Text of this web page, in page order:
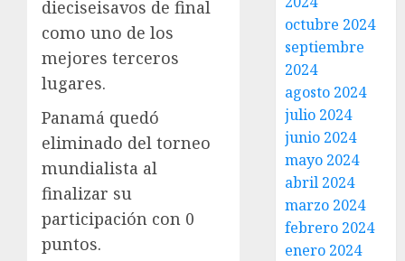
dieciseisavos de final
como uno de los
mejores terceros
lugares.
Panamá quedó
eliminado del torneo
mundialista al
finalizar su
participación con 0
puntos.
octubre 2024
septiembre
2024
agosto 2024
julio 2024
junio 2024
mayo 2024
abril 2024
marzo 2024
febrero 2024
enero 2024